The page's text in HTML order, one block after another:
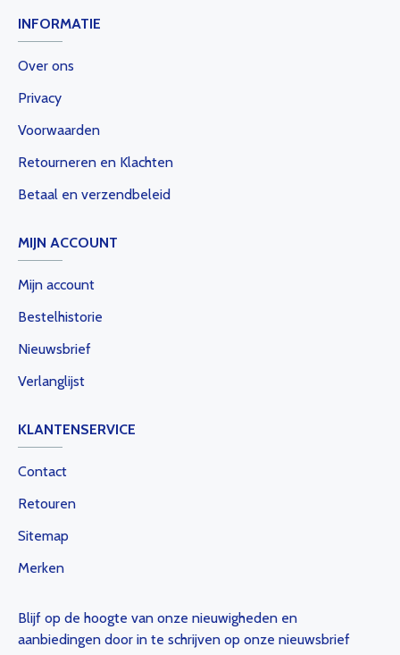
INFORMATIE
Over ons
Privacy
Voorwaarden
Retourneren en Klachten
Betaal en verzendbeleid
MIJN ACCOUNT
Mijn account
Bestelhistorie
Nieuwsbrief
Verlanglijst
KLANTENSERVICE
Contact
Retouren
Sitemap
Merken
Blijf op de hoogte van onze nieuwigheden en
aanbiedingen door in te schrijven op onze nieuwsbrief